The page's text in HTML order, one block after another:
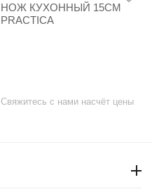
НОЖ КУХОННЫЙ 15СМ
PRACTICA
Свяжитесь с нами насчёт цены